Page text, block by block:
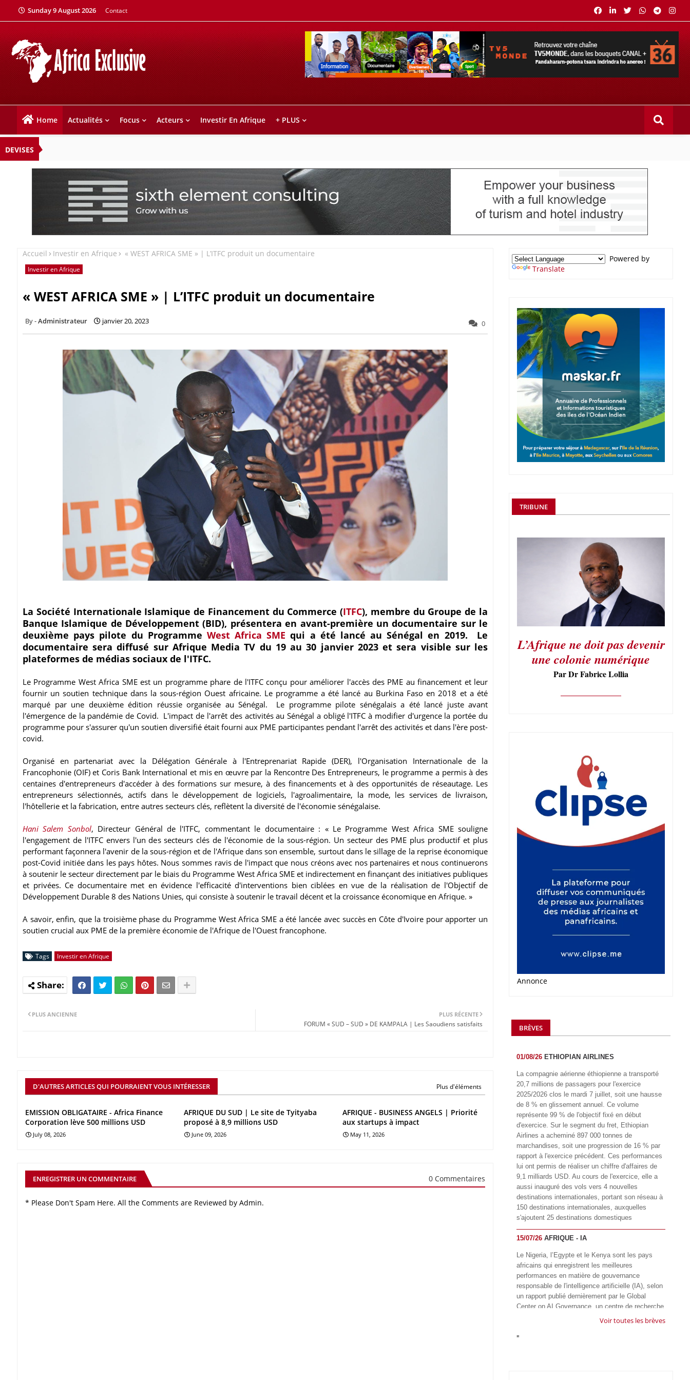
Sunday 9 August 2026 Contact
Home Actualités Focus Acteurs Investir En Afrique + PLUS
DEVISES
Accueil Investir en Afrique « WEST AFRICA SME » | L’ITFC produit un documentaire
Investir en Afrique
« WEST AFRICA SME » | L’ITFC produit un documentaire
Administrateur janvier 20, 2023 0
La Société Internationale Islamique de Financement du Commerce (ITFC), membre du Groupe de la
Banque Islamique de Développement (BID), présentera en avant-première un documentaire sur le
deuxième pays pilote du Programme West Africa SME qui a été lancé au Sénégal en 2019. Le
documentaire sera diffusé sur Afrique Media TV du 19 au 30 janvier 2023 et sera visible sur les
plateformes de médias sociaux de l'ITFC.
Le Programme West Africa SME est un programme phare de l'ITFC conçu pour améliorer l'accès des PME au financement et leur
fournir un soutien technique dans la sous-région Ouest africaine. Le programme a été lancé au Burkina Faso en 2018 et a été
marqué par une deuxième édition réussie organisée au Sénégal. Le programme pilote sénégalais a été lancé juste avant
l'émergence de la pandémie de Covid. L'impact de l'arrêt des activités au Sénégal a obligé l'ITFC à modifier d'urgence la portée du
programme pour s'assurer qu'un soutien diversifié était fourni aux PME participantes pendant l'arrêt des activités et dans l'ère post-
covid.
Organisé en partenariat avec la Délégation Générale à l'Entreprenariat Rapide (DER), l'Organisation Internationale de la
Francophonie (OIF) et Coris Bank International et mis en œuvre par la Rencontre Des Entrepreneurs, le programme a permis à des
centaines d'entrepreneurs d'accéder à des formations sur mesure, à des financements et à des opportunités de réseautage. Les
entrepreneurs sélectionnés, actifs dans le développement de logiciels, l'agroalimentaire, la mode, les services de livraison,
l'hôtellerie et la fabrication, entre autres secteurs clés, reflètent la diversité de l'économie sénégalaise.
Hani Salem Sonbol, Directeur Général de l'ITFC, commentant le documentaire : « Le Programme West Africa SME souligne
l'engagement de l'ITFC envers l'un des secteurs clés de l'économie de la sous-région. Un secteur des PME plus productif et plus
performant façonnera l'avenir de la sous-région et de l'Afrique dans son ensemble, surtout dans le sillage de la reprise économique
post-Covid initiée dans les pays hôtes. Nous sommes ravis de l'impact que nous créons avec nos partenaires et nous continuerons
à soutenir le secteur directement par le biais du Programme West Africa SME et indirectement en finançant des initiatives publiques
et privées. Ce documentaire met en évidence l'efficacité d'interventions bien ciblées en vue de la réalisation de l'Objectif de
Développement Durable 8 des Nations Unies, qui consiste à soutenir le travail décent et la croissance économique en Afrique. »
A savoir, enfin, que la troisième phase du Programme West Africa SME a été lancée avec succès en Côte d'Ivoire pour apporter un
soutien crucial aux PME de la première économie de l'Afrique de l'Ouest francophone.
Tags Investir en Afrique
PLUS RÉCENTE
FORUM « SUD – SUD » DE KAMPALA | Les Saoudiens satisfaits
PLUS ANCIENNE
D'AUTRES ARTICLES QUI POURRAIENT VOUS INTÉRESSER Plus d'éléments
EMISSION OBLIGATAIRE - Africa Finance
Corporation lève 500 millions USD
July 08, 2026
AFRIQUE DU SUD | Le site de Tyityaba
proposé à 8,9 millions USD
June 09, 2026
AFRIQUE - BUSINESS ANGELS | Priorité
aux startups à impact
May 11, 2026
ENREGISTRER UN COMMENTAIRE 0 Commentaires
* Please Don't Spam Here. All the Comments are Reviewed by Admin.
Powered by
Translate
TRIBUNE
L’Afrique ne doit pas devenir
une colonie numérique
Par Dr Fabrice Lollia
Annonce
BRÈVES
01/08/26 ETHIOPIAN AIRLINES
La compagnie aérienne éthiopienne a transporté
20,7 millions de passagers pour l'exercice
2025/2026 clos le mardi 7 juillet, soit une hausse
de 8 % en glissement annuel. Ce volume
représente 99 % de l'objectif fixé en début
d'exercice. Sur le segment du fret, Ethiopian
Airlines a acheminé 897 000 tonnes de
marchandises, soit une progression de 16 % par
rapport à l'exercice précédent. Ces performances
lui ont permis de réaliser un chiffre d'affaires de
9,1 milliards USD. Au cours de l'exercice, elle a
aussi inauguré des vols vers 4 nouvelles
destinations internationales, portant son réseau à
150 destinations internationales, auxquelles
s'ajoutent 25 destinations domestiques
15/07/26 AFRIQUE - IA
Le Nigeria, l’Egypte et le Kenya sont les pays
africains qui enregistrent les meilleures
performances en matière de gouvernance
responsable de l'intelligence artificielle (IA), selon
un rapport publié dernièrement par le Global
Center on AI Governance, un centre de recherche
basé en Afrique du Sud, qui œuvre à promouvoir
à l'échelle mondiale. Alors que l’IA transforme
Voir toutes les brèves
"